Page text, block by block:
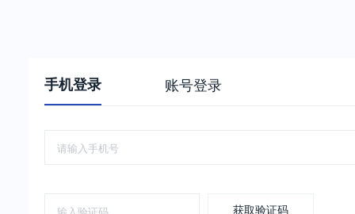
手机登录 账号登录
获取验证码